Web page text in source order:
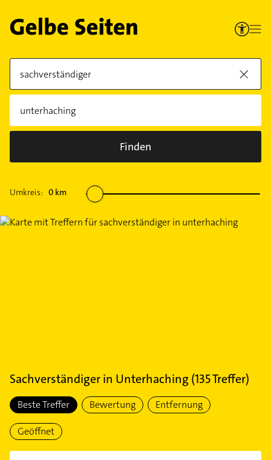
Finden
Umkreis: 0 km
Sachverständigerin Unterhaching (135Treffer)
Beste Treffer Bewertung Entfernung
Geöffnet